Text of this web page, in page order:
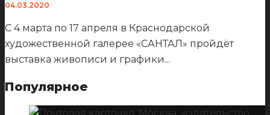
04.03.2020
С 4 марта по 17 апреля в Краснодарской
художественной галерее «САНТАЛ» пройдёт
выставка живописи и графики...
Популярное